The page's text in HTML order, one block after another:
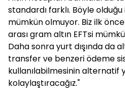
standardı farklı. Böyle
mümkün olmuyor. Biz ilk
arası gram altın EFTsi
Daha sonra yurt dışında da
transfer ve benzeri ödeme
kullanılabilmesinin alternatif
kolaylaştıracağız."